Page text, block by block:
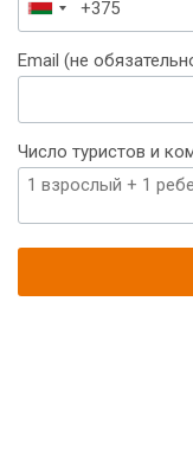
Беларусь
+375
Email (не
Число туристов и